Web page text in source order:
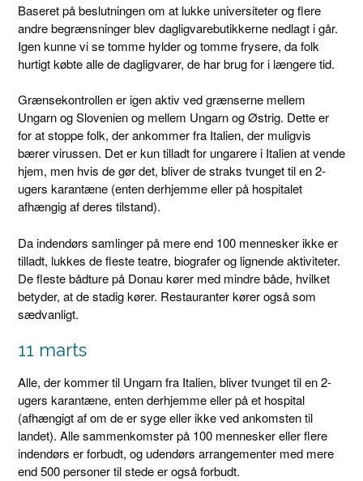
Baseret på beslutningen om at lukke universiteter og flere
andre begrænsninger blev dagligvarebutikkerne nedlagt i går.
Igen kunne vi se tomme hylder og tomme frysere, da folk
hurtigt købte alle de dagligvarer, de har brug for i længere tid.
Grænsekontrollen er igen aktiv ved grænserne mellem
Ungarn og Slovenien og mellem Ungarn og Østrig. Dette er
for at stoppe folk, der ankommer fra Italien, der muligvis
bærer virussen. Det er kun tilladt for ungarere i Italien at vende
hjem, men hvis de gør det, bliver de straks tvunget til en 2-
ugers karantæne (enten derhjemme eller på hospitalet
afhængig af deres tilstand).
Da indendørs samlinger på mere end 100 mennesker ikke er
tilladt, lukkes de fleste teatre, biografer og lignende aktiviteter.
De fleste bådture på Donau kører med mindre både, hvilket
betyder, at de stadig kører. Restauranter kører også som
sædvanligt.
11 marts
Alle, der kommer til Ungarn fra Italien, bliver tvunget til en 2-
ugers karantæne, enten derhjemme eller på et hospital
(afhængigt af om de er syge eller ikke ved ankomsten til
landet). Alle sammenkomster på 100 mennesker eller flere
indendørs er forbudt, og udendørs arrangementer med mere
end 500 personer til stede er også forbudt.